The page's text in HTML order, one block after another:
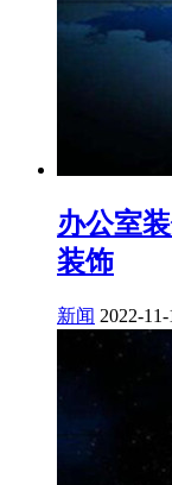
办公室
装饰
新闻 2022-11-